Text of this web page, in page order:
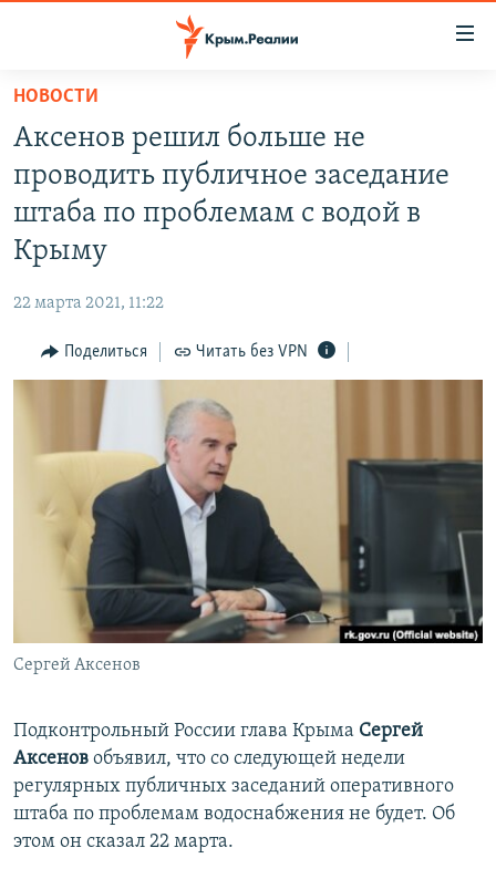
Вернуться
основному
содержанию
Вернутся
главной
Вернутся
поиску
СПЕЦПРОЕКТЫ
ГРУЗ 200
ВОДА
ИСТОРИЯ
ИНТЕРАКТИВ
ИНФОГРАФИКА
ТЕЛЕПРОЕКТ КРЫМ.РЕАЛИИ
СОВЕТЫ ПРАВОЗАЩИТНИКОВ
ПРОПАВШИЕ БЕЗ ВЕСТИ
ПОБЕДИТЕЛЕЙ НЕ СУДЯТ?
КРЫМ.НЕПОКОРЕННЫЙ
ELIFBE
УКРАИНСКАЯ ПРОБЛЕМА КРЫМА
РАДІО СВОБОДА
КАК ОБОЙТИ БЛОКИРОВКУ
Українською
Qırımtatar
ПРИСОЕДИНЯЙТЕСЬ!
Все сайты RFE/RL
НОВОСТИ
Аксенов решил больше не
проводить публичное заседание
штаба по проблемам с водой в
Крыму
22 марта 2021, 11:22
Поделиться Читать без VPN
Сергей Аксенов
Подконтрольный России глава Крыма Сергей
Аксенов объявил, что со следующей недели
регулярных публичных заседаний оперативного
штаба по проблемам водоснабжения не будет. Об
этом он сказал 22 марта.